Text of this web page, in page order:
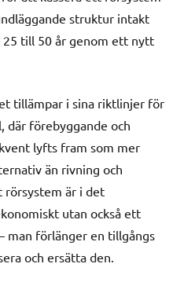
struktur intakt
till 50 år genom ett nytt
tillämpar i sina riktlinjer för
där förebyggande och
lyfts fram som mer
än rivning och
är i det
utan också ett
man förlänger en tillgångs
och ersätta den.